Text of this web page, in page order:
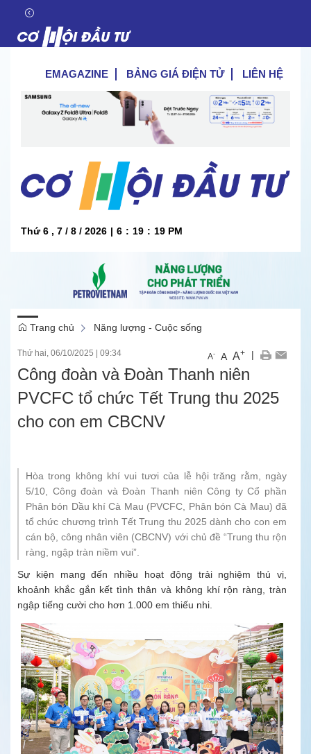
EMAGAZINE BẢNG GIÁ ĐIỆN TỬ LIÊN HỆ
Thứ 6 , 7 / 8 / 2026 | 6 : 19 : 19 PM
Trang chủ Năng lượng - Cuộc sống
Thứ hai, 06/10/2025 09:34 A- A A+ |
Công đoàn và Đoàn Thanh niên
PVCFC tổ chức Tết Trung thu 2025
cho con em CBCNV
Hòa trong không khí vui tươi của lễ hội trăng rằm, ngày
5/10, Công đoàn và Đoàn Thanh niên Công ty Cổ phần
Phân bón Dầu khí Cà Mau (PVCFC, Phân bón Cà Mau) đã
tổ chức chương trình Tết Trung thu 2025 dành cho con em
cán bộ, công nhân viên (CBCNV) với chủ đề “Trung thu rộn
ràng, ngập tràn niềm vui”.
Sự kiện mang đến nhiều hoạt động trải nghiệm thú vị,
khoảnh khắc gắn kết tình thân và không khí rộn ràng, tràn
ngập tiếng cười cho hơn 1.000 em thiếu nhi.